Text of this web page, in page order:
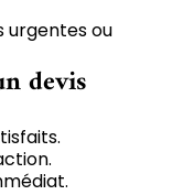
urgentes ou
devis